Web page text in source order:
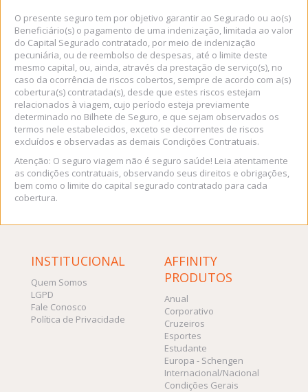
O presente seguro tem por objetivo garantir ao Segurado ou ao(s)
Beneficiário(s) o pagamento de uma indenização, limitada ao valor
do Capital Segurado contratado, por meio de indenização
pecuniária, ou de reembolso de despesas, até o limite deste
mesmo capital, ou, ainda, através da prestação de serviço(s), no
caso da ocorrência de riscos cobertos, sempre de acordo com a(s)
cobertura(s) contratada(s), desde que estes riscos estejam
relacionados à viagem, cujo período esteja previamente
determinado no Bilhete de Seguro, e que sejam observados os
termos nele estabelecidos, exceto se decorrentes de riscos
excluídos e observadas as demais Condições Contratuais.
Atenção: O seguro viagem não é seguro saúde! Leia atentamente
as condições contratuais, observando seus direitos e obrigações,
bem como o limite do capital segurado contratado para cada
cobertura.
INSTITUCIONAL
Quem Somos
LGPD
Fale Conosco
Política de Privacidade
AFFINITY
PRODUTOS
Anual
Corporativo
Cruzeiros
Esportes
Estudante
Europa - Schengen
Internacional/Nacional
Condições Gerais